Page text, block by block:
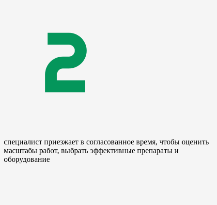
специалист приезжает в согласованное время, чтобы оценить
масштабы работ, выбрать эффективные препараты и
оборудование